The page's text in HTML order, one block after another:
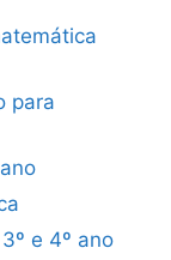
para
e 4º ano